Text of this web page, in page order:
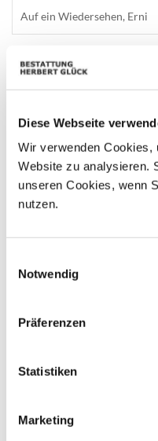
Diese Webseite
Wir verwenden Cookies,
Website zu analysieren.
unseren Cookies, wenn
nutzen.
Notwendig
Präferenzen
Statistiken
Marketing
Auf ein Wiedersehen, Erni